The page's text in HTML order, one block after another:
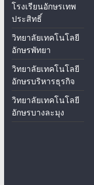
โรงเรียนอักษรเทพ
ประสิทธิ์
วิทยาลัยเทคโนโลยี
อักษรพัทยา
วิทยาลัยเทคโนโลยี
อักษรบริหารธุรกิจ
วิทยาลัยเทคโนโลยี
อักษรบางละมุง